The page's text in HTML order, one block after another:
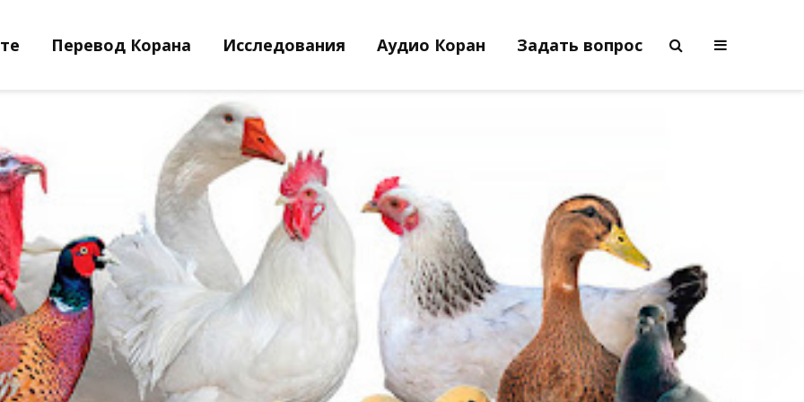
Перевод Корана Исследования Аудио Коран Задать вопрос